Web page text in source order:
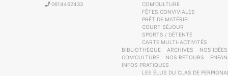
0614462433
COM’CULTURE
FÊTES CONVIVIALES
PRÊT DE MATÉRIEL
COURT SÉJOUR
SPORTS / DÉTENTE
CARTE MULTI-ACTIVITÉS
BIBLIOTHÈQUE
ARCHIVES
NOS IDÉES
COM’CULTURE
NOS RETOURS
INFOS PRATIQUES
LES ÉLUS DU CLAS DE